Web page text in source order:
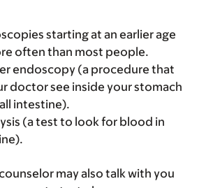
starting at an earlier age
often than most people.
endoscopy (a procedure that
doctor see inside your stomach
intestine).
(a test to look for blood in
may also talk with you